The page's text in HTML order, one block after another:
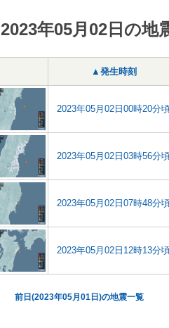
2023年05月02日の地
▲発生時刻
2023年05月02日00時20分
2023年05月02日03時56分
2023年05月02日07時48分
2023年05月02日12時13分
前日(2023年05月01日)の地震一覧